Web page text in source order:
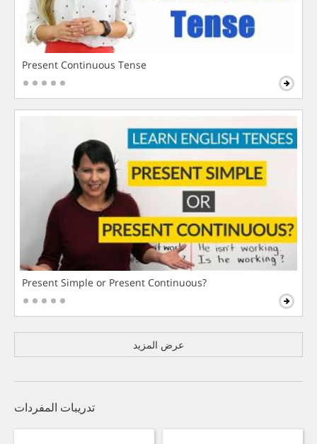
Present Continuous Tense
Present Simple or Present Continuous?
عرض المزيد
تدريبات المفردات